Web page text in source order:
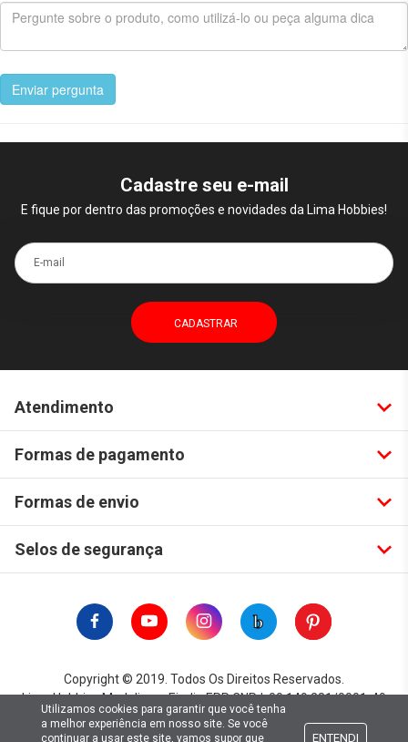
Enviar pergunta
Cadastre seu e-mail
E fique por dentro das promoções e novidades da Lima Hobbies!
E-mail
Atendimento
Formas de pagamento
Formas de envio
Selos de segurança
Copyright © 2019. Todos Os Direitos Reservados.
Lima Hobbies Modelismo Eireli - EPP CNPJ: 00.149.281/0001-49
Utilizamos cookies para garantir que você tenha
a melhor experiência em nosso site. Se você
continuar a usar este site, vamos supor que
ENTENDI